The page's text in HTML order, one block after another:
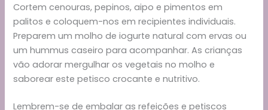
Cortem cenouras, pepinos, aipo e pimentos em
palitos e coloquem-nos em recipientes individuais.
Preparem um molho de iogurte natural com ervas ou
um hummus caseiro para acompanhar. As crianças
vão adorar mergulhar os vegetais no molho e
saborear este petisco crocante e nutritivo.
Lembrem-se de embalar as refeições e petiscos